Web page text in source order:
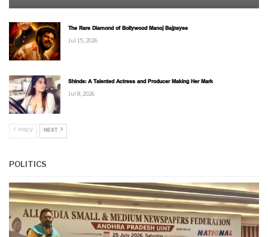
The Rare Diamond of Bollywood Manoj Bajpayee
Jul 15, 2026
Shinde: A Talented Actress and Producer Making Her Mark
Jul 8, 2026
PREV NEXT
POLITICS